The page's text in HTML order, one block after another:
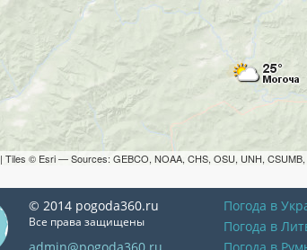
| Tiles © Esri — Sources: GEBCO, NOAA, CHS, OSU, UNH,
© 2014 pogoda360.ru
Все права защищены
Погода в
Погода в